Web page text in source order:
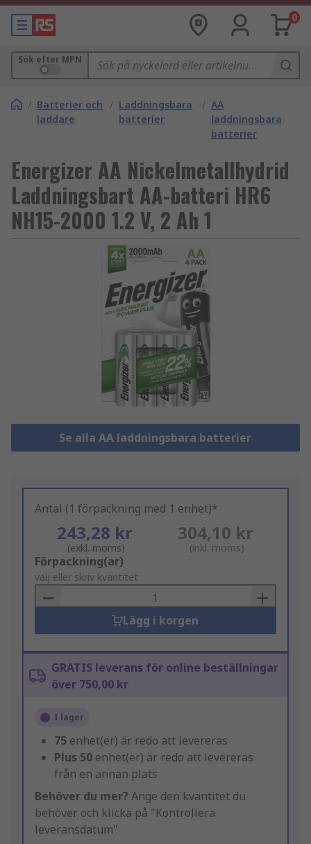
0
Sök efter MPN
/ Batterier och
laddare
/ Laddningsbara
batterier
/ AA
laddningsbara
batterier
Energizer AA Nickelmetallhydrid
Laddningsbart AA-batteri HR6
NH15-2000 1.2 V, 2 Ah 1
Se alla AA laddningsbara batterier
Antal (1 förpackning med 1 enhet)*
243,28 kr
(exkl. moms)
304,10 kr
(inkl. moms)
Add
to
Basket
Förpackning(ar)
välj eller skriv kvantitet
Lägg i korgen
GRATIS leverans för online beställningar
över 750,00 kr
I lager
75 enhet(er) är redo att levereras
Plus 50 enhet(er) är redo att levereras
från en annan plats
Behöver du mer? Ange den kvantitet du
behöver och klicka på "Kontrollera
leveransdatum"